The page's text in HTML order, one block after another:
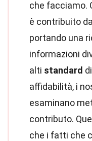
che facciamo.
è contribuito
portando una
informazioni
alti standard
affidabilità, i
esaminano
contributo.
che i fatti che